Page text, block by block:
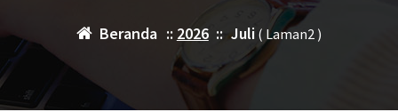
Beranda :: 2026:: Juli ( Laman2 )